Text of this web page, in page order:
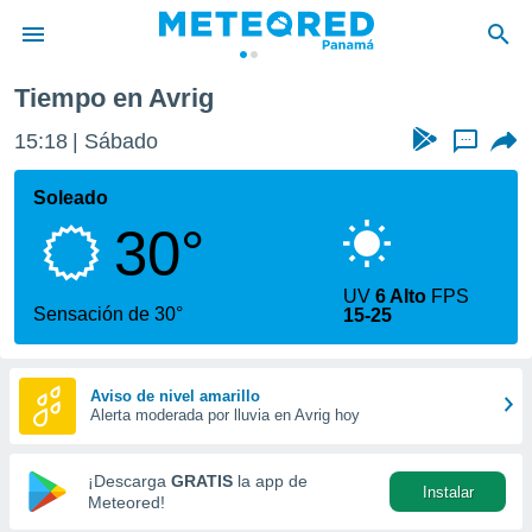
de
ha
calidad.
a este
las
y
forma
digital
basada
Tiempo en Avrig
15:18 Sábado ...
Soleado
30°
Sensación de 30°
UV6 Alto FPS
15-25
Aviso de nivel amarillo
Alerta moderada por lluvia en Avrig hoy
¡Descarga GRATIS la app de
Meteored!
Instalar